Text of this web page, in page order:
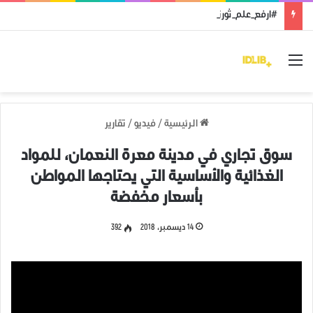
#ارفع_علم_ثورتك: رمز النضال ووحدة الهدف
القائمة
الرئيسية / فيديو / تقارير
سوق تجاري في مدينة معرة النعمان، للمواد
الغذائية والأساسية التي يحتاجها المواطن
بأسعار مخفضة
14 ديسمبر، 2018 392